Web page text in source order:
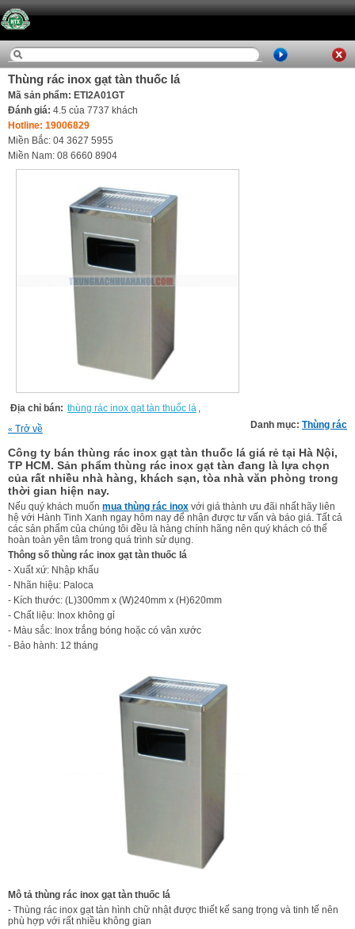
Thùng rác inox gạt tàn thuốc lá
Mã sản phẩm: ETI2A01GT
Đánh giá: 4.5 của 7737 khách
Hotline: 19006829
Miền Bắc: 04 3627 5955
Miền Nam: 08 6660 8904
Địa chỉ bán: thùng rác inox gạt tàn thuốc lá ,
« Trở về Danh mục: Thùng rác
Công ty bán thùng rác inox gạt tàn thuốc lá giá rẻ tại Hà Nội,
TP HCM. Sản phẩm thùng rác inox gạt tàn đang là lựa chọn
của rất nhiều nhà hàng, khách sạn, tòa nhà văn phòng trong
thời gian hiện nay.
Nếu quý khách muốn mua thùng rác inox với giá thành ưu đãi nhất hãy liên
hệ với Hành Tinh Xanh ngay hôm nay để nhận được tư vấn và báo giá. Tất cả
các sản phẩm của chúng tôi đều là hàng chính hãng nên quý khách có thể
hoàn toàn yên tâm trong quá trình sử dụng.
Thông số thùng rác inox gạt tàn thuốc lá
- Xuất xứ: Nhập khẩu
- Nhãn hiệu: Paloca
- Kích thước: (L)300mm x (W)240mm x (H)620mm
- Chất liệu: Inox không gỉ
- Màu sắc: Inox trắng bóng hoặc có vân xước
- Bảo hành: 12 tháng
Mô tả thùng rác inox gạt tàn thuốc lá
- Thùng rác inox gạt tàn hình chữ nhật được thiết kế sang trọng và tinh tế nên
phù hợp với rất nhiều không gian